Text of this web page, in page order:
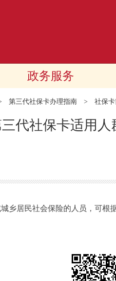
政务服务
第三代社保卡办理指南 > 社保
代社保卡适用人
居民社会保险的人员，可根